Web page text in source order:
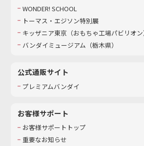
WONDER! SCHOOL
トーマス・エジソン特別展
キッザニア東京（おもちゃ工場パビリオン
バンダイミュージアム（栃木県）
公式通販サイト
プレミアムバンダイ
お客様サポート
お客様サポートトップ
重要なお知らせ